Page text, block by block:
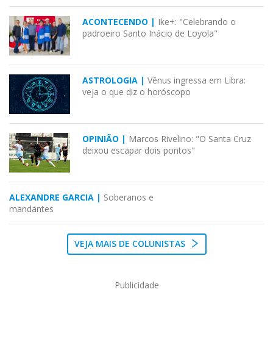
ACONTECENDO | Ike+: "Celebrando o
padroeiro Santo Inácio de Loyola"
ASTROLOGIA | Vênus ingressa em Libra:
veja o que diz o horóscopo
OPINIÃO | Marcos Rivelino: "O Santa Cruz
deixou escapar dois pontos"
ALEXANDRE GARCIA | Soberanos e
mandantes
VEJA MAIS DE COLUNISTAS
Publicidade